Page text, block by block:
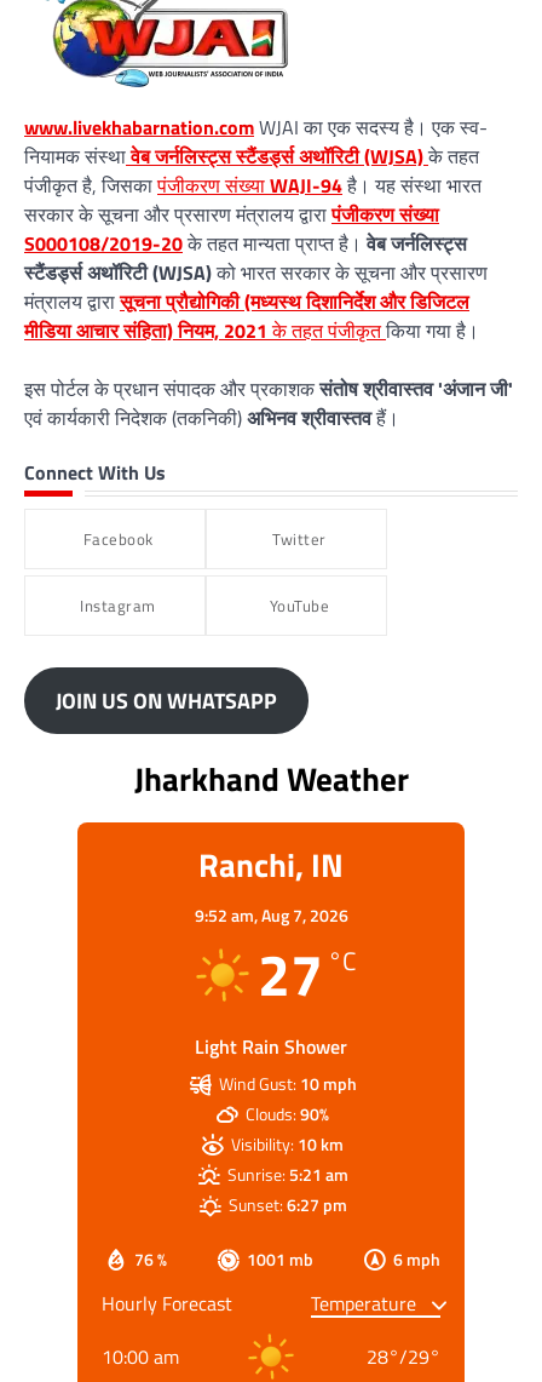
www.livekhabarnation.comWJAI का एक सदस्य है। एक स्व-
नियामक संस्थावेब जर्नलिस्ट्स स्टैंडर्ड्स अथॉरिटी (WJSA)के तहत
पंजीकृत है, जिसकापंजीकरण संख्याWAJI-94है। यह संस्था भारत
सरकार के सूचना और प्रसारण मंत्रालय द्वारापंजीकरण संख्या
S000108/2019-20के तहत मान्यता प्राप्त है।वेब जर्नलिस्ट्स
स्टैंडर्ड्स अथॉरिटी (WJSA)को भारत सरकार के सूचना और प्रसारण
मंत्रालय द्वारासूचना प्रौद्योगिकी (मध्यस्थ दिशानिर्देश और डिजिटल
मीडिया आचार संहिता) नियम, 2021 के तहत पंजीकृतकिया गया है।
इस पोर्टल के प्रधान संपादक और प्रकाशकसंतोष श्रीवास्तव 'अंजान जी'
एवं कार्यकारी निदेशक (तकनिकी)अभिनव श्रीवास्तवहैं।
Connect With Us
Facebook Twitter
Instagram YouTube
JOIN US ON WHATSAPP
Jharkhand Weather
Ranchi, IN
9:52 am,Aug 7, 2026
27 °C
Light Rain Shower
76 % 1001 mb 6 mph
Wind Gust: 10 mph
Clouds:90%
Visibility:10 km
Sunrise:5:21 am
Sunset:6:27 pm
Hourly Forecast
10:00 am
28°/29°